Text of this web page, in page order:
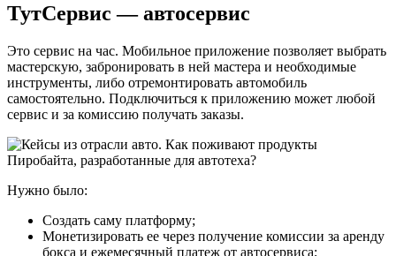
ТутСервис — автосервис
Это сервис на час. Мобильное приложение позволяет выбрать
мастерскую, забронировать в ней мастера и необходимые
инструменты, либо отремонтировать автомобиль
самостоятельно. Подключиться к приложению может любой
сервис и за комиссию получать заказы.
Нужно было:
Создать саму платформу;
Монетизировать ее через получение комиссии за аренду
бокса и ежемесячный платеж от автосервиса;